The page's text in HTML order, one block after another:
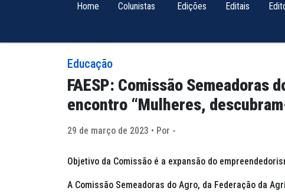
Home Colunistas Edições Editais
Educação
FAESP: Comissão Semeadoras
encontro “Mulheres,
29 de março de 2023 • Por -
Objetivo da Comissão é a expansão do
A Comissão Semeadoras do Agro, da Federação da